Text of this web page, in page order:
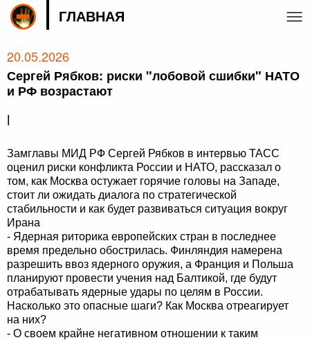
ГЛАВНАЯ
20.05.2026
Сергей Рябков: риски "лобовой сшибки" НАТО
и РФ возрастают
|
Замглавы МИД РФ Сергей Рябков в интервью ТАСС
оценил риски конфликта России и НАТО, рассказал о
том, как Москва остужает горячие головы на Западе,
стоит ли ожидать диалога по стратегической
стабильности и как будет развиваться ситуация вокруг
Ирана
- Ядерная риторика европейских стран в последнее
время предельно обострилась. Финляндия намерена
разрешить ввоз ядерного оружия, а Франция и Польша
планируют провести учения над Балтикой, где будут
отрабатывать ядерные удары по целям в России.
Насколько это опасные шаги? Как Москва отреагирует
на них?
- О своем крайне негативном отношении к таким